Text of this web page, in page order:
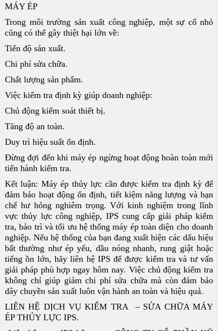
MÁY ÉP
Trong môi trường sản xuất công nghiệp, một sự cố nhỏ
cũng có thể gây thiệt hại lớn về:
Tiến độ sản xuất.
Chi phí sửa chữa.
Chất lượng sản phẩm.
Việc kiểm tra định kỳ giúp doanh nghiệp:
Chủ động kiểm soát thiết bị.
Tăng độ an toàn.
Duy trì hiệu suất ổn định.
Đừng đợi đến khi máy ép ngừng hoạt động hoàn toàn mới
tiến hành kiểm tra.
Kết luận: Máy ép thủy lực cần được kiểm tra định kỳ để
đảm bảo hoạt động ổn định, tiết kiệm năng lượng và hạn
chế hư hỏng nghiêm trọng. Với kinh nghiệm trong lĩnh
vực thủy lực công nghiệp, IPS cung cấp giải pháp kiểm
tra, bảo trì và tối ưu hệ thống máy ép toàn diện cho doanh
nghiệp. Nếu hệ thống của bạn đang xuất hiện các dấu hiệu
bất thường như ép yếu, dầu nóng nhanh, rung giật hoặc
tiếng ồn lớn, hãy liên hệ IPS để được kiểm tra và tư vấn
giải pháp phù hợp ngay hôm nay. Việc chủ động kiểm tra
không chỉ giúp giảm chi phí sửa chữa mà còn đảm bảo
dây chuyền sản xuất luôn vận hành an toàn và hiệu quả.
LIÊN HỆ DỊCH VỤ KIỂM TRA – SỬA CHỮA MÁY
ÉP THỦY LỰC IPS.